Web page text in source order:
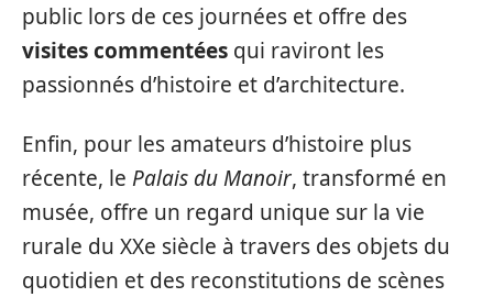
public lors de ces journées et offre des
visites commentées qui raviront les
passionnés d’histoire et d’architecture.
Enfin, pour les amateurs d’histoire plus
récente, le Palais du Manoir, transformé en
musée, offre un regard unique sur la vie
rurale du XXe siècle à travers des objets du
quotidien et des reconstitutions de scènes